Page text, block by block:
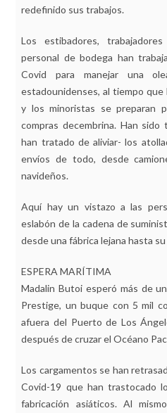
redefinido sus trabajos.
Los estibadores,
personal de bodega han
Covid para manejar una
estadounidenses, al tiempo
y los minoristas se preparan
compras decembrina. Han
han tratado de aliviar- los
envíos de todo, desde
navideños.
Aquí hay un vistazo a las
eslabón de la cadena de
desde una fábrica lejana hasta
ESPERA MARÍTIMA
Madalin Butoi esperó más de
Prestige, un buque con 5 mil
afuera del Puerto de Los
después de cruzar el Océano
Los cargamentos se han
Covid-19 que han trastocado
fabricación asiáticos. Al